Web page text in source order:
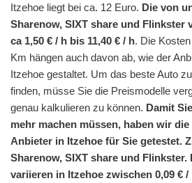
Itzehoe liegt bei ca. 12 Euro. Die von
Sharenow, SIXT share und Flinkster
ca 1,50 € / h bis 11,40 € / h. Die
Km hängen auch davon ab, wie der
Itzehoe gestaltet. Um das beste Auto
finden, müsse Sie die Preismodelle
genau kalkulieren zu können. Damit
mehr machen müssen, haben wir
Anbieter in Itzehoe für Sie getestet.
Sharenow, SIXT share und Flinkster.
variieren in Itzehoe zwischen 0,09 € /